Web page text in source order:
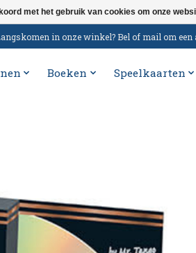
in onze winkel? Bel of mail om
Boeken Speelkaarten
met het gebruik van cookies om onze